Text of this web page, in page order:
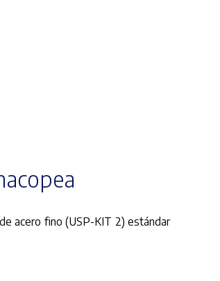
acero fino (USP-KIT 2) estándar